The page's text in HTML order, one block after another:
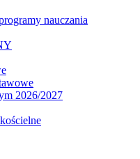
nauczania
2026/2027